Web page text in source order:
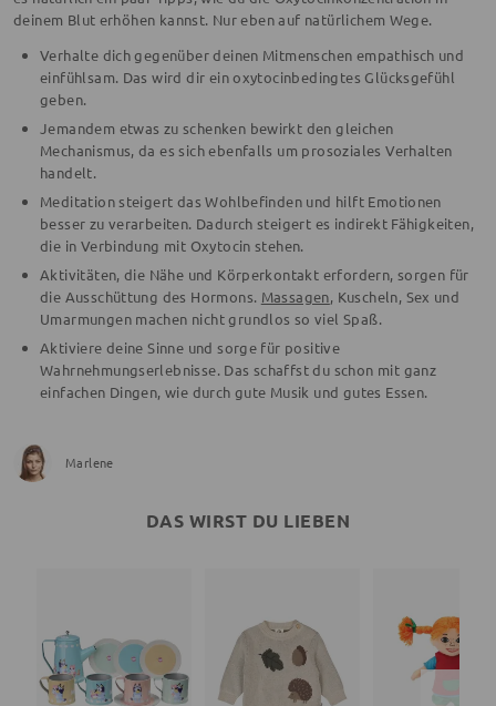
deinem Blut erhöhen kannst. Nur eben auf natürlichem Wege.
Verhalte dich gegenüber deinen Mitmenschen empathisch und
einfühlsam. Das wird dir ein oxytocinbedingtes Glücksgefühl
geben.
Jemandem etwas zu schenken bewirkt den gleichen
Mechanismus, da es sich ebenfalls um prosoziales Verhalten
handelt.
Meditation steigert das Wohlbefinden und hilft Emotionen
besser zu verarbeiten. Dadurch steigert es indirekt Fähigkeiten,
die in Verbindung mit Oxytocin stehen.
Aktivitäten, die Nähe und Körperkontakt erfordern, sorgen für
die Ausschüttung des Hormons. Massagen, Kuscheln, Sex und
Umarmungen machen nicht grundlos so viel Spaß.
Aktiviere deine Sinne und sorge für positive
Wahrnehmungserlebnisse. Das schaffst du schon mit ganz
einfachen Dingen, wie durch gute Musik und gutes Essen.
Marlene
DAS WIRST DU LIEBEN